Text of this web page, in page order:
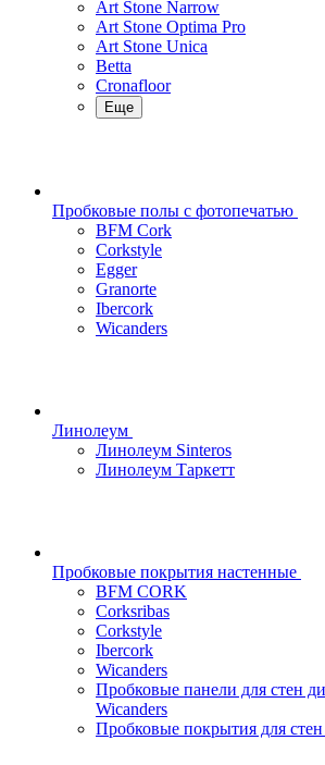
Art Stone Narrow
Art Stone Optima Pro
Art Stone Unica
Betta
Cronafloor
Еще
Пробковые полы с фотопечатью
BFM Cork
Corkstyle
Egger
Granorte
Ibercork
Wicanders
Линолеум
Линолеум Sinteros
Линолеум Таркетт
Пробковые покрытия настенные
BFM CORK
Corksribas
Corkstyle
Ibercork
Wicanders
Пробковые панели для стен
Wicanders
Пробковые покрытия для